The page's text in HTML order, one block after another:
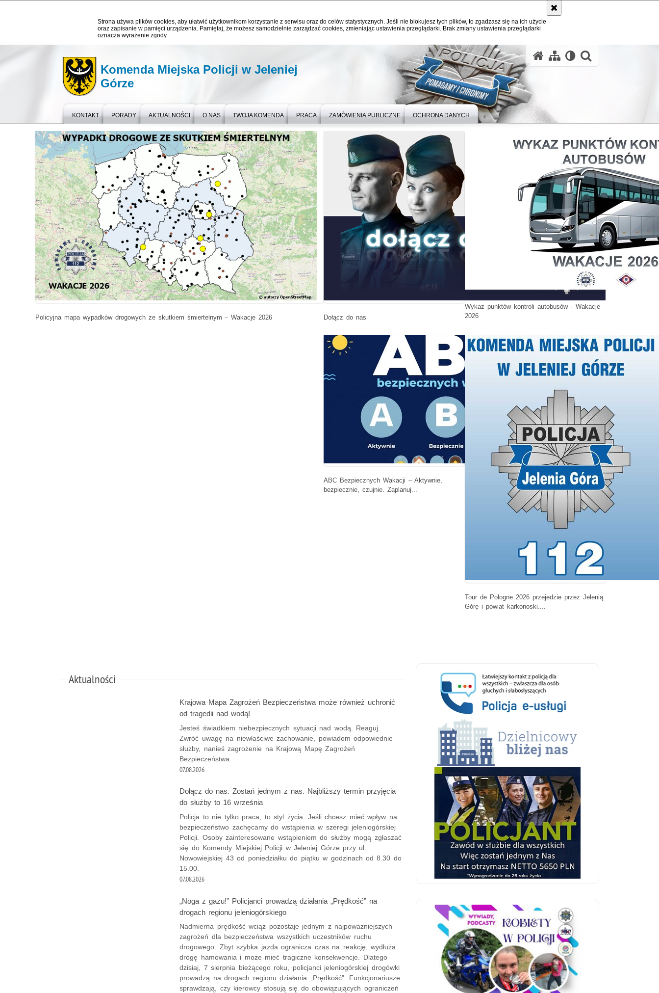
Strona używa plików cookies, aby ułatwić użytkownikom korzystanie z serwisu oraz do celów statystycznych. Jeśli nie blokujesz tych plików, to zgadzasz się na ich użycie
oraz zapisanie w pamięci urządzenia. Pamiętaj, że możesz samodzielnie zarządzać cookies, zmieniając ustawienia przeglądarki. Brak zmiany ustawienia przeglądarki
oznacza wyrażenie zgody.
Komenda Miejska Policji w Jeleniej
Górze
KONTAKT PORADY AKTUALNOŚCI O NAS TWOJA KOMENDA PRACA ZAMÓWIENIA PUBLICZNE OCHRONA DANYCH
Policyjna mapa wypadków drogowych ze skutkiem śmiertelnym – Wakacje 2026 Dołącz do nas
Wykaz punktów kontroli autobusów - Wakacje
2026
ABC Bezpiecznych Wakacji – Aktywnie,
bezpiecznie, czujnie. Zaplanuj...
Tour de Pologne 2026 przejedzie przez Jelenią
Górę i powiat karkonoski....
Aktualności
Krajowa Mapa Zagrożeń Bezpieczeństwa może również uchronić
od tragedii nad wodą!
Jesteś świadkiem niebezpiecznych sytuacji nad wodą. Reaguj.
Zwróć uwagę na niewłaściwe zachowanie, powiadom odpowiednie
służby, nanieś zagrożenie na Krajową Mapę Zagrożeń
Bezpieczeństwa.
07.08.2026
Dołącz do nas. Zostań jednym z nas. Najbliższy termin przyjęcia
do służby to 16 września
Policja to nie tylko praca, to styl życia. Jeśli chcesz mieć wpływ na
bezpieczeństwo zachęcamy do wstąpienia w szeregi jeleniogórskiej
Policji. Osoby zainteresowane wstąpieniem do służby mogą zgłaszać
się do Komendy Miejskiej Policji w Jeleniej Górze przy ul.
Nowowiejskiej 43 od poniedziałku do piątku w godzinach od 8.30 do
15.00.
07.08.2026
„Noga z gazu!” Policjanci prowadzą działania „Prędkość” na
drogach regionu jeleniogórskiego
Nadmierna prędkość wciąż pozostaje jednym z najpoważniejszych
zagrożeń dla bezpieczeństwa wszystkich uczestników ruchu
drogowego. Zbyt szybka jazda ogranicza czas na reakcję, wydłuża
drogę hamowania i może mieć tragiczne konsekwencje. Dlatego
dzisiaj, 7 sierpnia bieżącego roku, policjanci jeleniogórskiej drogówki
prowadzą na drogach regionu działania „Prędkość”. Funkcjonariusze
sprawdzają, czy kierowcy stosują się do obowiązujących ograniczeń